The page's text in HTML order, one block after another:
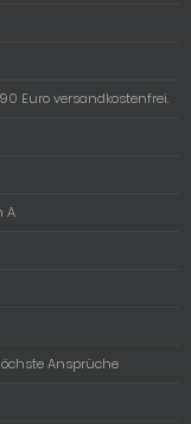
Euro versandkostenfrei.
A
Ansprüche